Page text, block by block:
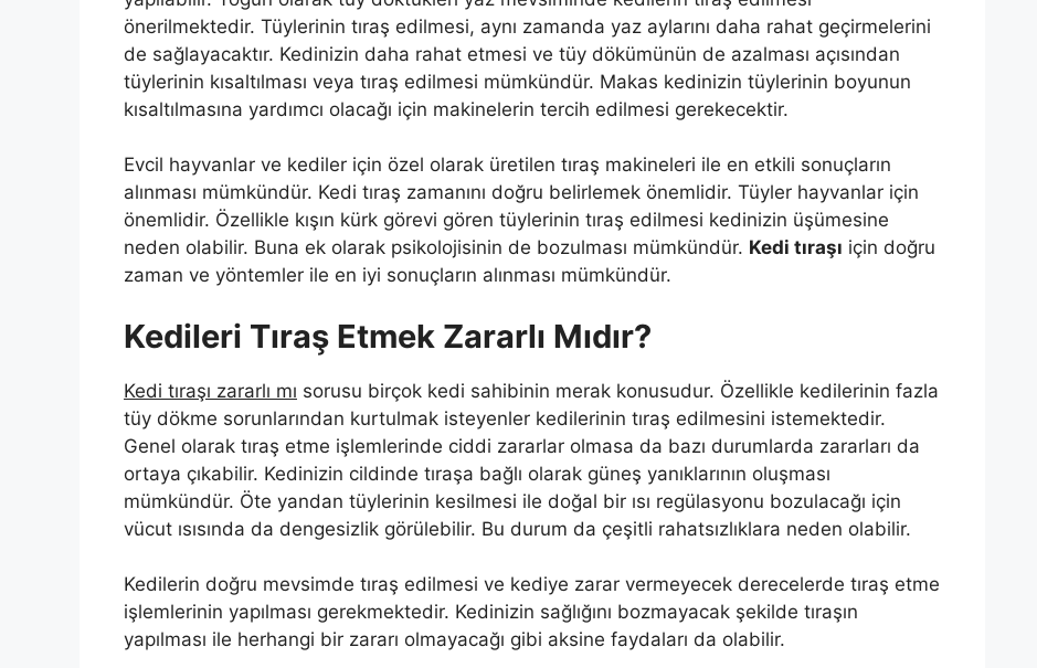
önerilmektedir. Tüylerinin tıraş edilmesi, aynı zamanda yaz aylarını daha rahat geçirmelerini
de sağlayacaktır. Kedinizin daha rahat etmesi ve tüy dökümünün de azalması açısından
tüylerinin kısaltılması veya tıraş edilmesi mümkündür. Makas kedinizin tüylerinin boyunun
kısaltılmasına yardımcı olacağı için makinelerin tercih edilmesi gerekecektir.
Evcil hayvanlar ve kediler için özel olarak üretilen tıraş makineleri ile en etkili sonuçların
alınması mümkündür. Kedi tıraş zamanını doğru belirlemek önemlidir. Tüyler hayvanlar için
önemlidir. Özellikle kışın kürk görevi gören tüylerinin tıraş edilmesi kedinizin üşümesine
neden olabilir. Buna ek olarak psikolojisinin de bozulması mümkündür. Kedi tıraşı için doğru
zaman ve yöntemler ile en iyi sonuçların alınması mümkündür.
Kedileri Tıraş Etmek Zararlı Mıdır?
Kedi tıraşı zararlı mı sorusu birçok kedi sahibinin merak konusudur. Özellikle kedilerinin fazla
tüy dökme sorunlarından kurtulmak isteyenler kedilerinin tıraş edilmesini istemektedir.
Genel olarak tıraş etme işlemlerinde ciddi zararlar olmasa da bazı durumlarda zararları da
ortaya çıkabilir. Kedinizin cildinde tıraşa bağlı olarak güneş yanıklarının oluşması
mümkündür. Öte yandan tüylerinin kesilmesi ile doğal bir ısı regülasyonu bozulacağı için
vücut ısısında da dengesizlik görülebilir. Bu durum da çeşitli rahatsızlıklara neden olabilir.
Kedilerin doğru mevsimde tıraş edilmesi ve kediye zarar vermeyecek derecelerde tıraş etme
işlemlerinin yapılması gerekmektedir. Kedinizin sağlığını bozmayacak şekilde tıraşın
yapılması ile herhangi bir zararı olmayacağı gibi aksine faydaları da olabilir.